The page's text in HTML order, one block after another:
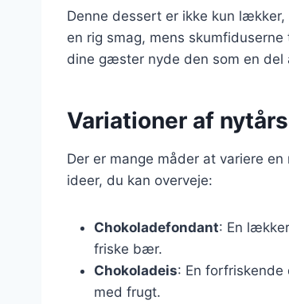
Denne dessert er ikke kun
en rig smag, mens
dine gæster nyde den som en del
Variationer af
Der er mange måder at variere
ideer, du kan overveje:
Chokoladefondant: En
friske bær.
Chokoladeis: En forfriskende
med frugt.